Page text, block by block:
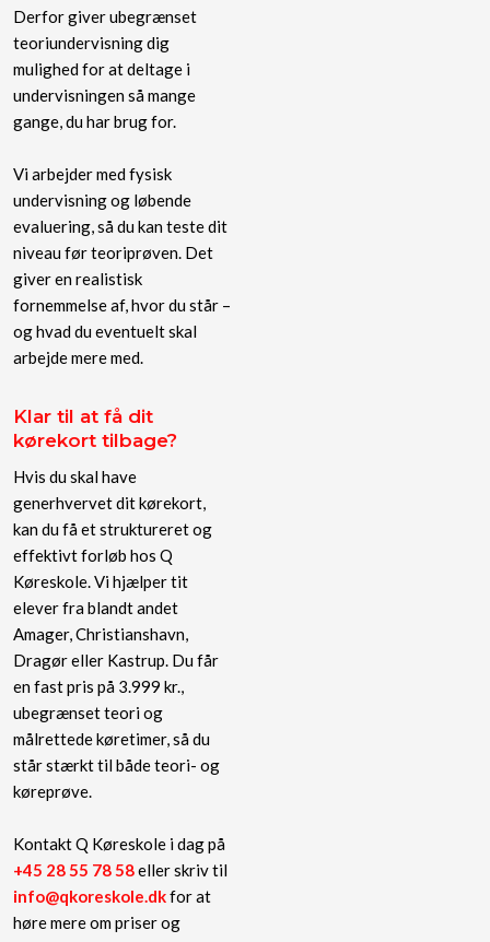
Derfor giver ubegrænset
teoriundervisning dig
mulighed for at deltage i
undervisningen så mange
gange, du har brug for.
Vi arbejder med fysisk
undervisning og løbende
evaluering, så du kan teste dit
niveau før teoriprøven. Det
giver en realistisk
fornemmelse af, hvor du står –
og hvad du eventuelt skal
arbejde mere med.
Klar til at få dit
kørekort tilbage?
Hvis du skal have
generhvervet dit kørekort,
kan du få et struktureret og
effektivt forløb hos Q
Køreskole. Vi hjælper tit
elever fra blandt andet
Amager, Christianshavn,
Dragør eller Kastrup. Du får
en fast pris på 3.999 kr.,
ubegrænset teori og
målrettede køretimer, så du
står stærkt til både teori- og
køreprøve.
Kontakt Q Køreskole i dag på
+45 28 55 78 58eller skriv til
info@qkoreskole.dkfor at
høre mere om priser og